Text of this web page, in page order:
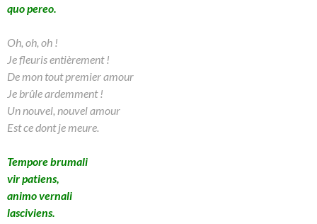
quo pereo.
Oh, oh, oh !
Je fleuris entièrement !
De mon tout premier amour
Je brûle ardemment !
Un nouvel, nouvel amour
Est ce dont je meure.
Tempore brumali
vir patiens,
animo vernali
lasciviens.